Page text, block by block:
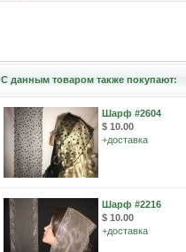
С данным товаром также покупают:
Шарф #2604
$ 10.00
+доставка
Шарф #2216
$ 10.00
+доставка